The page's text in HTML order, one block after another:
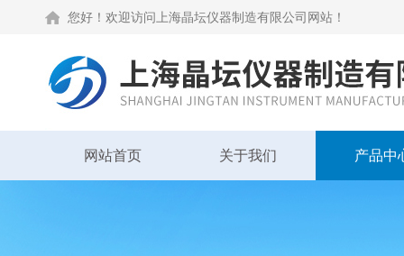
您好！欢迎访问上海晶坛仪器制造有限公司网站！
网站首页 关于我们 产品中